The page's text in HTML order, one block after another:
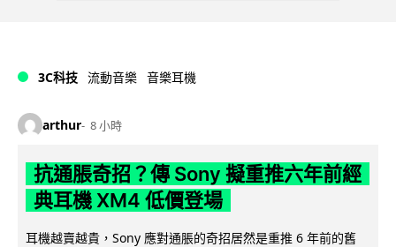
3C科技 流動音樂 音樂耳機
arthur 8 小時
抗通脹奇招？傳 Sony 擬重推六年前經
典耳機 XM4 低價登場
耳機越賣越貴，Sony 應對通脹的奇招居然是重推 6 年前的舊